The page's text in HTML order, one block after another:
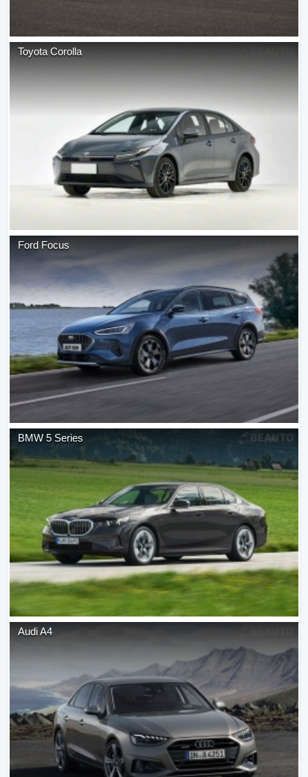
Toyota Corolla
Ford Focus
BMW 5 Series
AudiA4